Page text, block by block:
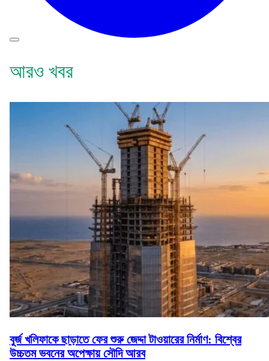
আরও খবর
বুর্জ খলিফাকে ছাড়াতে ফের শুরু জেদ্দা টাওয়ারের নির্মাণ: বিশ্বের
উচ্চতম ভবনের অপেক্ষায় সৌদি আরব